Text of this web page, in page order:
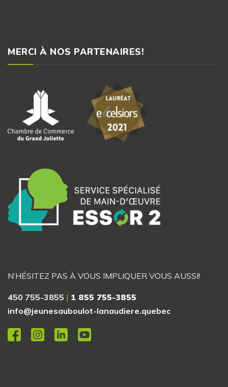
MERCI À NOS PARTENAIRES!
N’HÉSITEZ PAS À VOUS IMPLIQUER VOUS AUSSI!
450 755-3855 | 1 855 755-3855
info@jeunesauboulot-lanaudiere.quebec